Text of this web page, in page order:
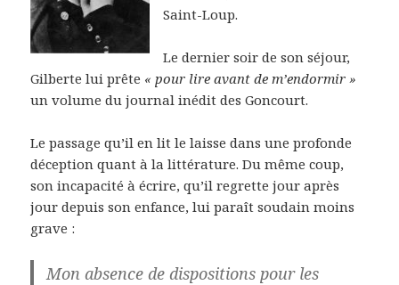
Saint-Loup.
Le dernier soir de son séjour,
Gilberte lui prête « pour lire avant de m’endormir »
un volume du journal inédit des Goncourt.
Le passage qu’il en lit le laisse dans une profonde
déception quant à la littérature. Du même coup,
son incapacité à écrire, qu’il regrette jour après
jour depuis son enfance, lui paraît soudain moins
grave :
Mon absence de dispositions pour les